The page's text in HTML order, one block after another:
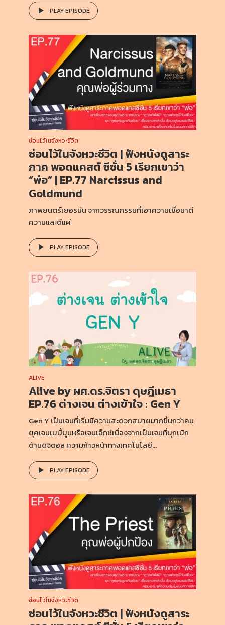
PLAY EPISODE
ซ่อนไว้ในจังหวะชีวิต
ซ่อนไว้ในจังหวะชีวิต | ฟังหนังดูสาระ
ภาค พอดแคสต์ ซีซั่น 5 เรียกเขาว่า
“พ่อ” | EP.77 Narcissus and
Goldmund
ภาพยนตร์เยอรมัน จากวรรณกรรมที่เอาความเชื่อมาตี
ความและตีแผ่
PLAY EPISODE
ALIVE
Alive by ผศ.ดร.จิตรา ดุษฎีเมธา
EP.76 ต่างเจน ต่างเข้าใจ : Gen Y
Gen Y เป็นเจนที่เริ่มมีความสะดวกสบายมากขึ้นกว่าคน
ยุคเจนเบบี้บูมหรือเจนเอ็กซ์เนื่องจากเป็นเจนที่บุกเบิก
ด้านดิจิตอล ความก้าวหน้าทางเทคโนโลยี...
PLAY EPISODE
ซ่อนไว้ในจังหวะชีวิต
ซ่อนไว้ในจังหวะชีวิต | ฟังหนังดูสาระ